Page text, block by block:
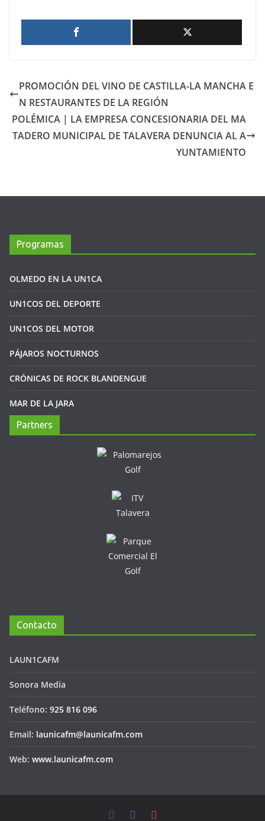
PROMOCIÓN DEL VINO DE CASTILLA-LA MANCHA E
N RESTAURANTES DE LA REGIÓN
POLÉMICA | LA EMPRESA CONCESIONARIA DEL MA
TADERO MUNICIPAL DE TALAVERA DENUNCIA AL A
YUNTAMIENTO
Programas
OLMEDO EN LA UN1CA
UN1COS DEL DEPORTE
UN1COS DEL MOTOR
PÁJAROS NOCTURNOS
CRÓNICAS DE ROCK BLANDENGUE
MAR DE LA JARA
Partners
Contacto
LAUN1CAFM
Sonora Media
Teléfono: 925 816 096
Email: launicafm@launicafm.com
Web: www.launicafm.com